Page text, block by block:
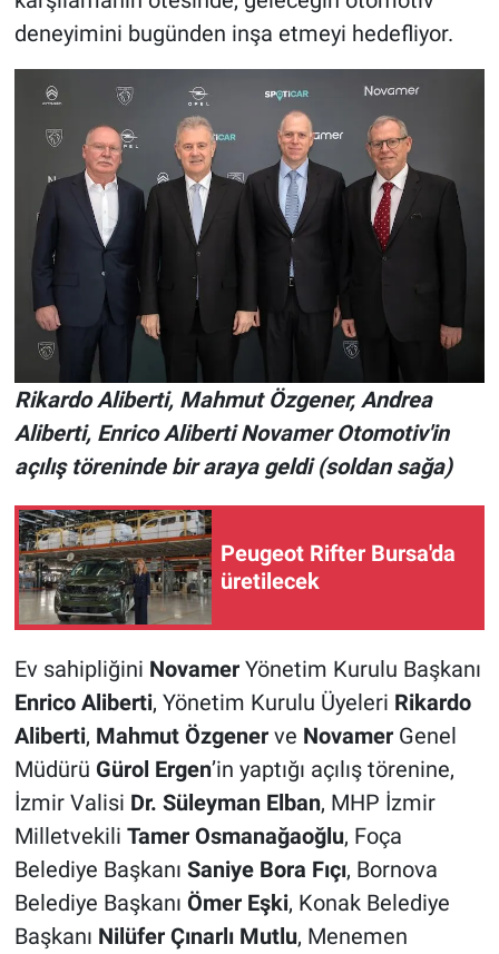
deneyimini bugünden inşa etmeyi hedefliyor.
Rikardo Aliberti, Mahmut Özgener, Andrea
Aliberti, Enrico Aliberti Novamer Otomotiv'in
açılış töreninde bir araya geldi (soldan sağa)
Peugeot Rifter Bursa'da
üretilecek
Ev sahipliğini NovamerYönetim Kurulu Başkanı
Enrico Aliberti, Yönetim Kurulu Üyeleri Rikardo
Aliberti, Mahmut Özgenerve NovamerGenel
Müdürü Gürol Ergen’in yaptığı açılış törenine,
İzmir Valisi Dr. Süleyman Elban, MHP İzmir
Milletvekili Tamer Osmanağaoğlu, Foça
Belediye Başkanı Saniye Bora Fıçı, Bornova
Belediye Başkanı Ömer Eşki, Konak Belediye
Başkanı Nilüfer Çınarlı Mutlu, Menemen